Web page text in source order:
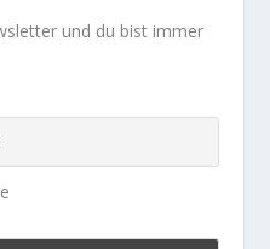
und du bist immer